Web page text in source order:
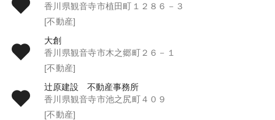
香川県観音寺市植田町１２８６－３
[不動産]
大創
香川県観音寺市木之郷町２６－１
[不動産]
辻原建設 不動産事務所
香川県観音寺市池之尻町４０９
[不動産]